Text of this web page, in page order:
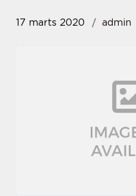
17 marts 2020 admin